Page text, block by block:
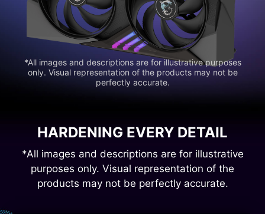
*All images and descriptions are for illustrative purposes
only. Visual representation of the products may not be
perfectly accurate.
HARDENING EVERY DETAIL
*All images and descriptions are for illustrative
purposes only. Visual representation of the
products may not be perfectly accurate.